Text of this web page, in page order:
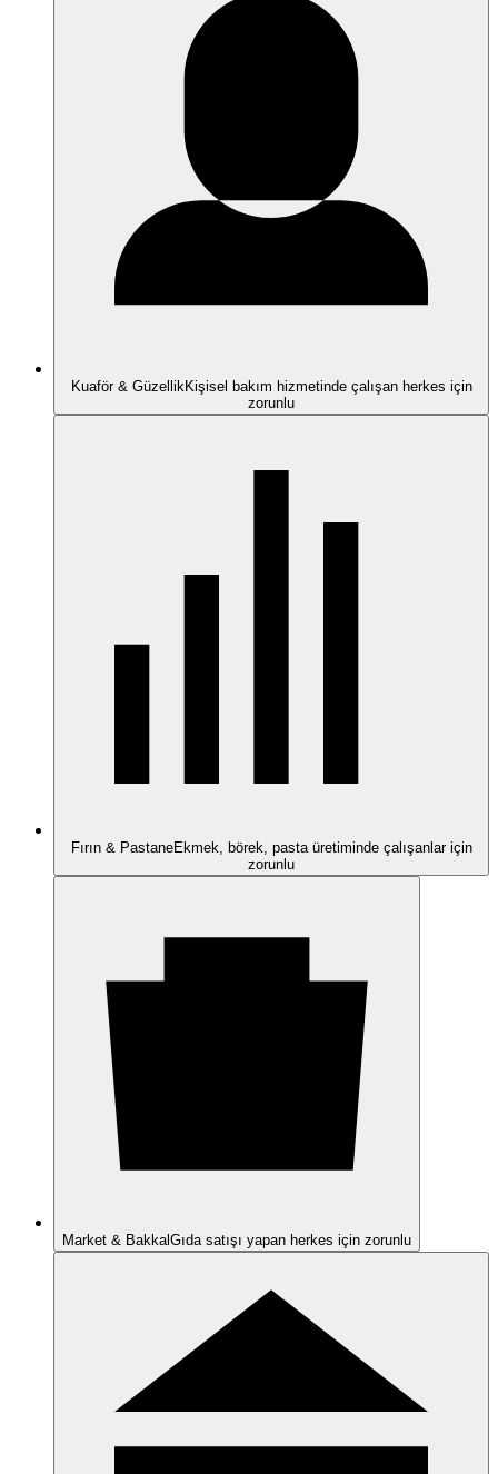
Kuaför & GüzellikKişisel bakım hizmetinde çalışan herkes için
zorunlu
Fırın & PastaneEkmek, börek, pasta üretiminde çalışanlar için
zorunlu
Market & BakkalGıda satışı yapan herkes için zorunlu